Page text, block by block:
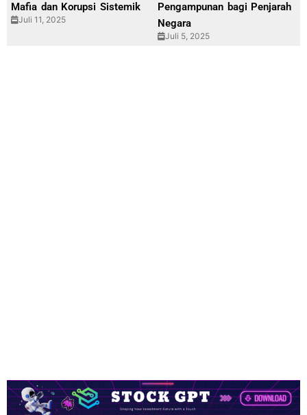
Mafia dan Korupsi Sistemik
Juli 11, 2025
Pengampunan bagi Penjarah
Negara
Juli 5, 2025